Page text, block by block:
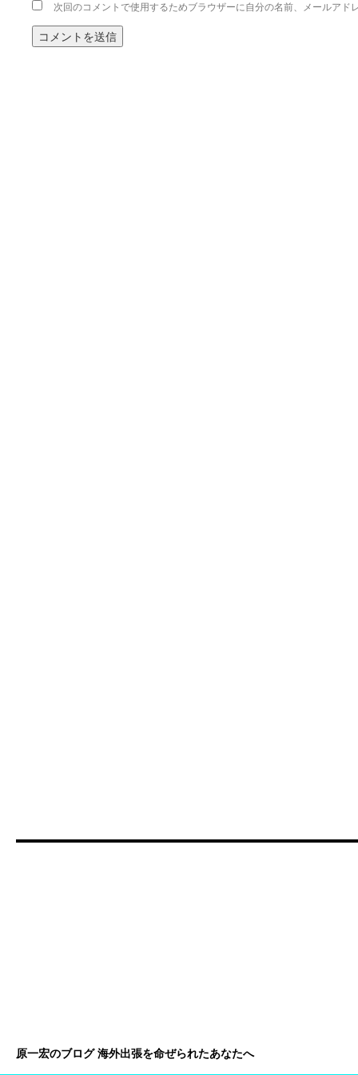
次回のコメントで使用するためブラウザーに自分の名前、メールアド
原一宏のブログ 海外出張を命ぜられたあなたへ